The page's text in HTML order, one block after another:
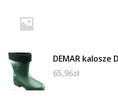
DEMAR kalosze
65,96zł